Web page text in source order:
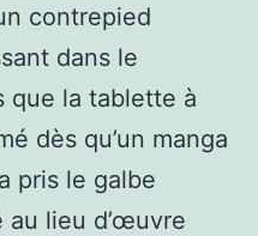
contrepied
dans le
que la tablette à
dès qu’un manga
pris le galbe
au lieu d’œuvre